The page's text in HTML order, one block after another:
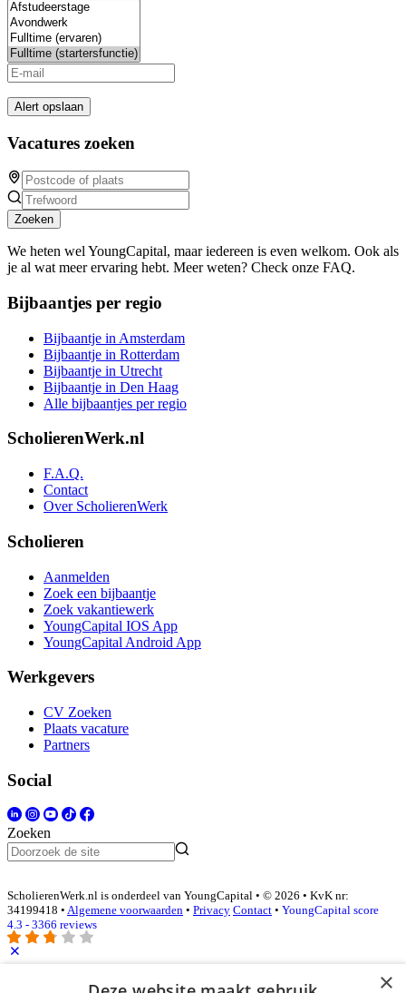
Alert opslaan
Vacatures zoeken
Zoeken
We heten wel YoungCapital, maar iedereen is even welkom. Ook als
je al wat meer ervaring hebt. Meer weten? Check onze FAQ.
Bijbaantjes per regio
Bijbaantje in Amsterdam
Bijbaantje in Rotterdam
Bijbaantje in Utrecht
Bijbaantje in Den Haag
Alle bijbaantjes per regio
ScholierenWerk.nl
F.A.Q.
Contact
Over ScholierenWerk
Scholieren
Aanmelden
Zoek een bijbaantje
Zoek vakantiewerk
YoungCapital IOS App
YoungCapital Android App
Werkgevers
CV Zoeken
Plaats vacature
Partners
Social
Zoeken
ScholierenWerk.nl is onderdeel van YoungCapital • © 2026 • KvK nr:
34199418 • Algemene voorwaarden • Privacy Contact • YoungCapital score
4.3 - 3366 reviews
Inloggen als bedrijf ×